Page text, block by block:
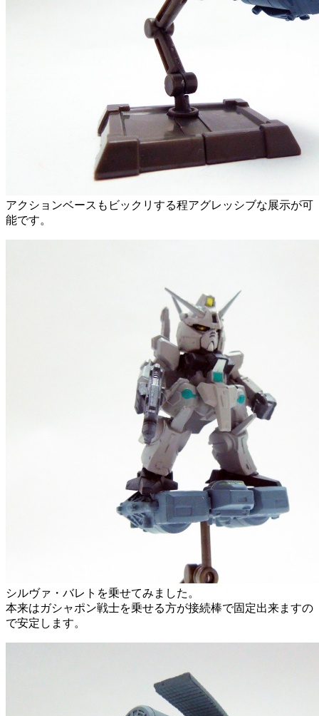
アクションベースもビックリする程アグレッシブな展示が可
能です。
シルヴァ・バレトを乗せてみました。
本来はガシャポン戦士を乗せる方が接続棒で固定出来ますの
で安定します。